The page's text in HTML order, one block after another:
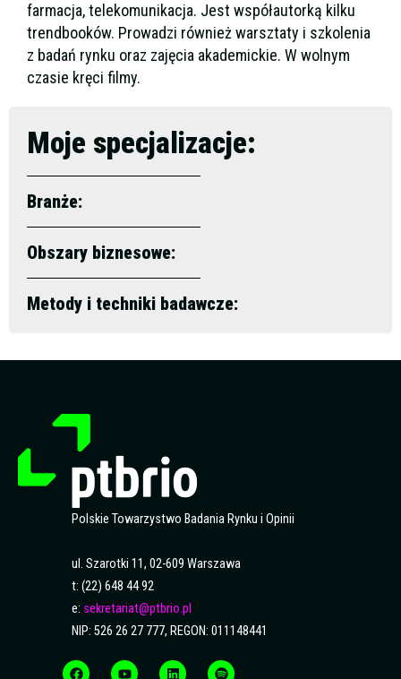
farmacja, telekomunikacja. Jest współautorką kilku
trendbooków. Prowadzi również warsztaty i szkolenia
z badań rynku oraz zajęcia akademickie. W wolnym
czasie kręci filmy.
Moje specjalizacje:
Branże:
Obszary biznesowe:
Metody i techniki badawcze:
Polskie Towarzystwo Badania Rynku i Opinii
ul. Szarotki 11, 02-609 Warszawa
t: (22) 648 44 92
e: sekretariat@ptbrio.pl
NIP: 526 26 27 777, REGON: 011148441
a
c
o
u
i
n
p
o